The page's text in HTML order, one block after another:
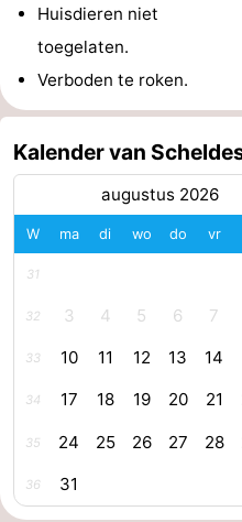
en
paravliegen
en
drinken
Evenementen
Ringrijden
Zoutelande
Actief
Praktisch
Forum
Route
Parkeren
Reisboekenwinkel
Nieuws
adressen
Regio
Huisdieren niet
toegelaten.
Verboden te roken.
Kalender van
augustus 2026
W ma di wo do vr
31
32 3 4 5 6 7
33 10 11 12 13 14
34 17 18 19 20 21
35 24 25 26 27 28
36 31